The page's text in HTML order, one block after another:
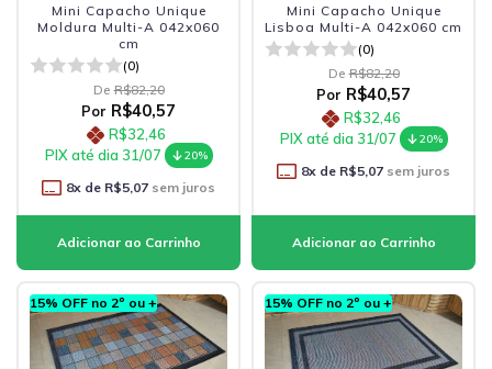
Mini Capacho Unique
Moldura Multi-A 042x060
cm
(0)
De R$82,20
Por R$40,57
R$32,46
PIX até dia 31/07
20%
8x de R$5,07 sem juros
Mini Capacho Unique
Lisboa Multi-A 042x060 cm
(0)
De R$82,20
Por R$40,57
R$32,46
PIX até dia 31/07
20%
8x de R$5,07 sem juros
15% OFF no 2º ou + 15% OFF no 2º ou +